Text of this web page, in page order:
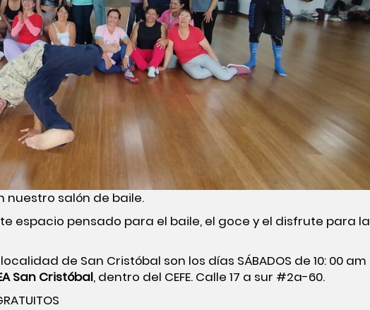
nuestro salón de baile.
espacio pensado para el baile, el goce y el disfrute para la
de San Cristóbal son los días SÁBADOS de 10: 00 am
San Cristóbal, dentro del CEFE. Calle 17 a sur #2a-60.